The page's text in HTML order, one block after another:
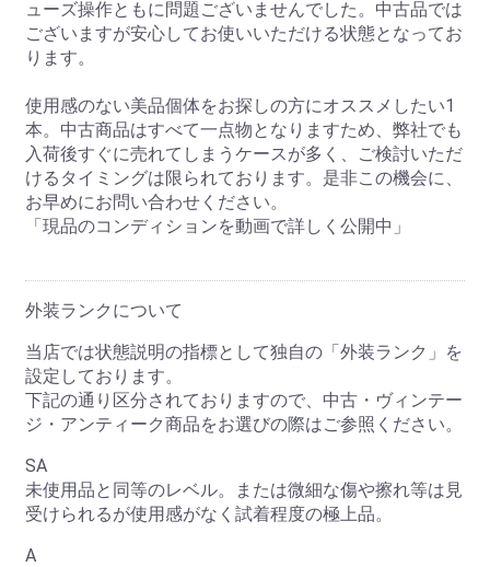
ューズ操作ともに問題ございませんでした。中古品では
ございますが安心してお使いいただける状態となってお
ります。
使用感のない美品個体をお探しの方にオススメしたい1
本。中古商品はすべて一点物となりますため、弊社でも
入荷後すぐに売れてしまうケースが多く、ご検討いただ
けるタイミングは限られております。是非この機会に、
お早めにお問い合わせください。
「現品のコンディションを動画で詳しく公開中」
外装ランクについて
当店では状態説明の指標として独自の「外装ランク」を
設定しております。
下記の通り区分されておりますので、中古・ヴィンテー
ジ・アンティーク商品をお選びの際はご参照ください。
SA
未使用品と同等のレベル。または微細な傷や擦れ等は見
受けられるが使用感がなく試着程度の極上品。
A